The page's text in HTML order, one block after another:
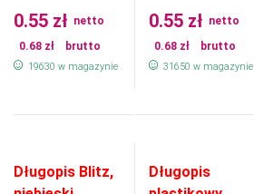
0.55 zł netto
0.68 zł brutto
19630 w magazynie
0.55 zł netto
0.68 zł brutto
31650 w magazynie
Długopis Blitz,
Długopis